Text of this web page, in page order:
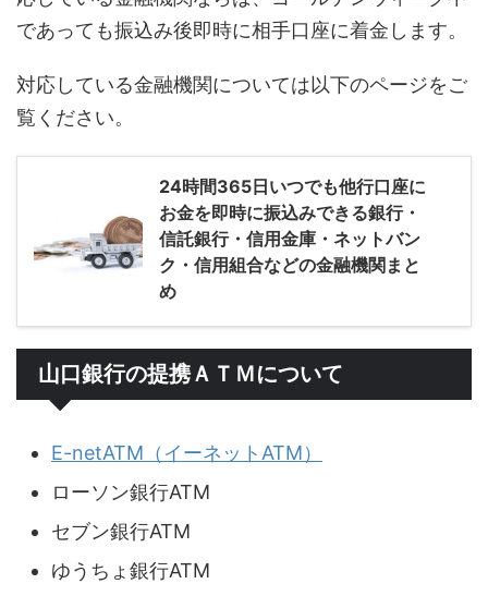
であっても振込み後即時に相手口座に着金します。
対応している金融機関については以下のページをご
覧ください。
24時間365日いつでも他行口座に
お金を即時に振込みできる銀行・
信託銀行・信用金庫・ネットバン
ク・信用組合などの金融機関まと
め
山口銀行の提携ＡＴＭについて
E-netATM（イーネットATM）
ローソン銀行ATM
セブン銀行ATM
ゆうちょ銀行ATM